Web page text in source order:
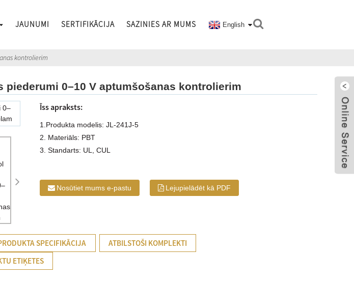
JAUNUMI SERTIFIKĀCIJA SAZINIES AR MUMS English
kontrolierim
piederumi 0–10 V aptumšošanas kontrolierim
Īss apraksts:
1.Produkta modelis: JL-241J-5
2. Materiāls: PBT
3. Standarts: UL, CUL
Nosūtiet mums e-pastu Lejupielādēt kā PDF
SPECIFIKĀCIJA
ATBILSTOŠI KOMPLEKTI
ETIĶETES